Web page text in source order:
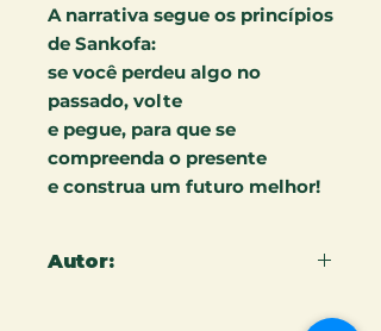
A narrativa segue os princípios
de Sankofa:
se você perdeu algo no
passado, volte
e pegue, para que se
compreenda o presente
e construa um futuro melhor!
Autor: